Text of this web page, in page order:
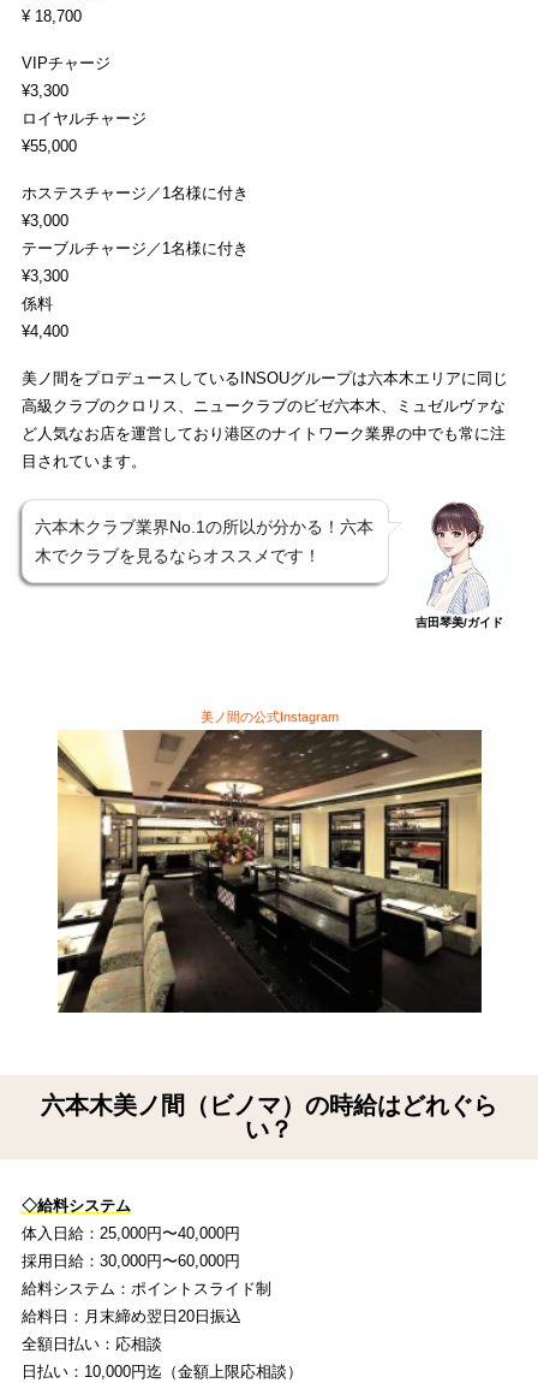
¥ 18,700
VIPチャージ
¥3,300
ロイヤルチャージ
¥55,000
ホステスチャージ／1名様に付き
¥3,000
テーブルチャージ／1名様に付き
¥3,300
係料
¥4,400
美ノ間をプロデュースしているINSOUグループは六本木エリアに同じ
高級クラブのクロリス、ニュークラブのビゼ六本木、ミュゼルヴァな
ど人気なお店を運営しており港区のナイトワーク業界の中でも常に注
目されています。
六本木クラブ業界No.1の所以が分かる！六本
木でクラブを見るならオススメです！
吉田琴美/ガイド
美ノ間の公式Instagram
六本木美ノ間（ビノマ）の時給はどれぐら
い？
◇給料システム
体入日給：25,000円〜40,000円
採用日給：30,000円〜60,000円
給料システム：ポイントスライド制
給料日：月末締め翌日20日振込
全額日払い：応相談
日払い：10,000円迄（金額上限応相談）